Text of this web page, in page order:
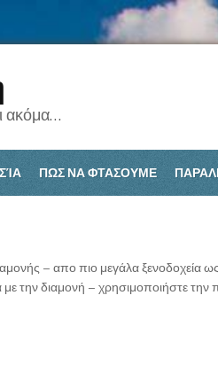
ακόμα…
ΠΩΣ ΝΑ ΦΤΑΣΟΥΜΕ
– απο πιο μεγάλα ξενοδοχεία
με την διαμονή – χρησιμοποιήστε